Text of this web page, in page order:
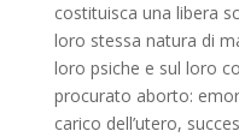
costituisca una libera
loro stessa natura di
loro psiche e sul loro
procurato aborto:
carico dell’utero,